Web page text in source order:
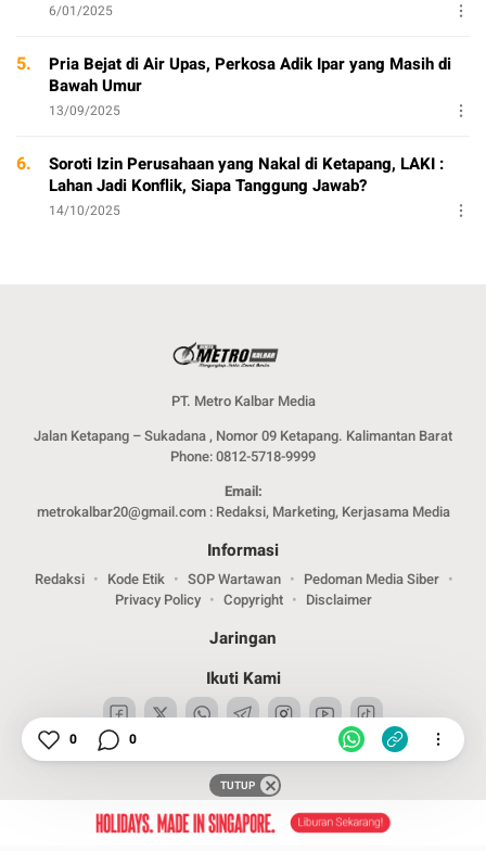
6/01/2025
5.
Pria Bejat di Air Upas, Perkosa Adik Ipar yang Masih di
Bawah Umur
13/09/2025
6.
Soroti Izin Perusahaan yang Nakal di Ketapang, LAKI :
Lahan Jadi Konflik, Siapa Tanggung Jawab?
14/10/2025
PT. Metro Kalbar Media
Jalan Ketapang – Sukadana , Nomor 09 Ketapang. Kalimantan Barat
Phone: 0812-5718-9999
Email:
metrokalbar20@gmail.com : Redaksi, Marketing, Kerjasama Media
Informasi
Redaksi Kode Etik SOP Wartawan
Pedoman Media Siber
Privacy Policy
Copyright Disclaimer
Jaringan
Ikuti Kami
0 0
TUTUP